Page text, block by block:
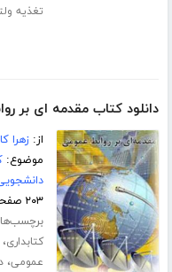
تغذیه
دانلود کتاب مقدمه ای بر
از:زهرا
موضوع:
۲۰۳ صفحه
کتابداری،
عمومی،